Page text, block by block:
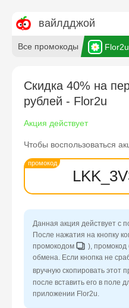
Все промокоды Flor2u
Скидка 40% на
рублей - Flor2u
Акция действует
Чтобы воспользоваться
Данная акция действует с
После нажатия на кнопку
промокодом
), промокод
обмена. Если кнопка не
вручную скопировать этот
после вставить его в поле
приложении Flor2u.